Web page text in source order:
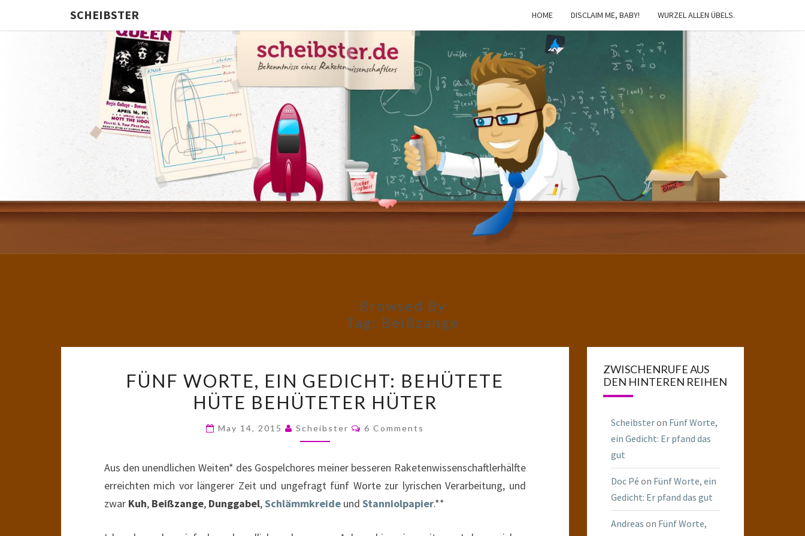
SCHEIBSTER HOME DISCLAIM ME, BABY! WURZEL ALLEN ÜBELS.
SCHEIBSTER
Gutbürgerliche
Reime Und
Mehr! In
Blogform.
Total Old
School!
Browsed By
Tag: Beißzange
WORTE,
EIN
BEHÜTETE
BEHÜTETER
HÜTER
FÜNF WORTE, EIN GEDICHT: BEHÜTETE
HÜTE BEHÜTETER HÜTER
May 14, 2015 Scheibster Comments
6 Comments
Aus den unendlichen Weiten* des Gospelchores meiner besseren Raketenwissenschaftlerhälfte
erreichten mich vor längerer Zeit und ungefragt fünf Worte zur lyrischen Verarbeitung, und
zwar Kuh, Beißzange, Dunggabel,Schlämmkreide und Stanniolpapier.**
ZWISCHENRUFE AUS
DEN HINTEREN REIHEN
Scheibsteron Fünf Worte,
ein Gedicht: Er pfand das
gut
Doc Pé on Fünf Worte, ein
Gedicht: Er pfand das gut
Andreas on Fünf Worte,